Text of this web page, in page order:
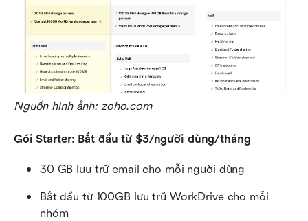
Nguồn hình ảnh: zoho.com
Gói Starter: Bắt đầu từ $3/người dùng/tháng
30 GB lưu trữ email cho mỗi người dùng
Bắt đầu từ 100GB lưu trữ WorkDrive cho mỗi
nhóm